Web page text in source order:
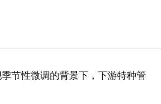
节性微调的背景下，下游特种管